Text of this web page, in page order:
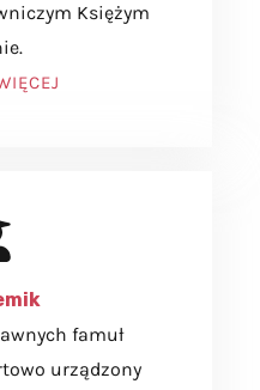
Księżym
famuł
urządzony